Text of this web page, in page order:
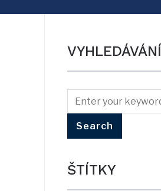
VYHLEDÁVÁNÍ
ŠTÍTKY